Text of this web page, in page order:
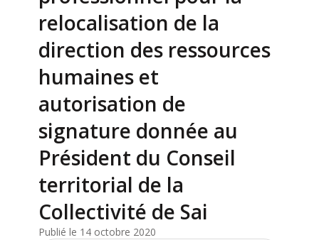
relocalisation de la
direction des ressources
humaines et
autorisation de
signature donnée au
Président du Conseil
territorial de la
Collectivité de Sai
Publié le 14 octobre 2020